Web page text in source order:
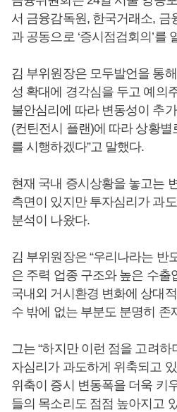
서 금융감독원, 한국거래소, 금
과 공동으로 ‘증시점검회의’를
김 부위원장은 모두발언을 통
성 확대에 경각심을 두고 예의
불안심리에 따라 변동성이 추
(컨틴전시 플랜)에 따라 상황별
를 시행하겠다”고 말했다.
현재 국내 증시상황을 놓고는
측면이 있지만 투자심리가 과
분석이 나왔다.
김 부위원장은 “우리나라는 반
은 주력 업종 구조와 높은 수출
국내외 거시환경 변화에 상대
수 밖에 없는 부분도 분명히 존
그는 “하지만 이런 점을 고려
자심리가 과도하게 위축되고 있
위축이 증시 변동폭을 더욱 키
들의 목소리도 점점 높아지고